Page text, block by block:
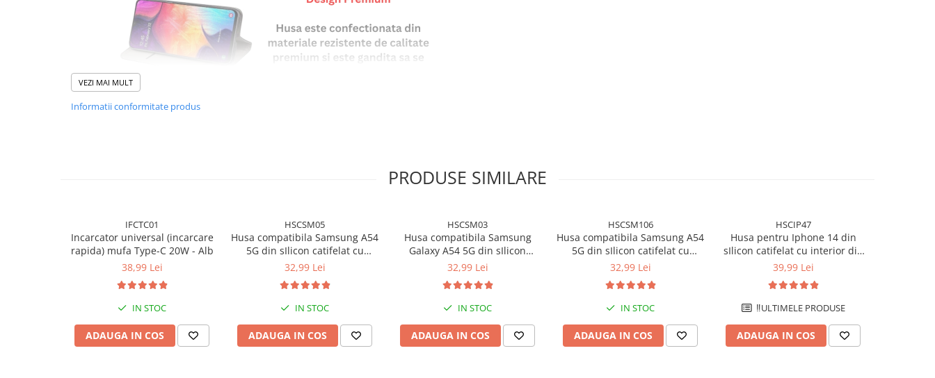
VEZI MAI MULT
Informatii conformitate produs
PRODUSE SIMILARE
IFCTC01
Incarcator universal (incarcare
rapida) mufa Type-C 20W - Alb
38,99 Lei
IN STOC
ADAUGA IN COS
HSCSM05
Husa compatibila Samsung A54
5G din sIlicon catifelat cu
interior din microfibra si
inchis
32,99 Lei
IN STOC
ADAUGA IN COS
HSCSM03
Husa compatibila Samsung
Galaxy A54 5G din sIlicon
catifelat cu interior din
camere - Negru
32,99 Lei
IN STOC
ADAUGA IN COS
HSCSM106
Husa compatibila Samsung A54
5G din sIlicon catifelat cu
interior din microfibra si
32,99 Lei
IN STOC
ADAUGA IN COS
HSCIP47
Husa pentru Iphone 14 din
sIlicon catifelat cu interior din
microfibra si protectie la
39,99 Lei
‼️ULTIMELE PRODUSE
ADAUGA IN COS